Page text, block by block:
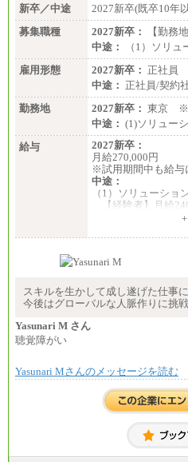
新卒／中途
2027新卒(既卒10年
募集職種
2027新卒：
【勤務
中途：
（1）ソリ
雇用形態
2027新卒： 正社員
中途： 正社員/契約
勤務地
2027新卒： 東京 ※
中途： (1)ソリュー
給与
2027新卒：
月給270,000円
※試用期間中も給与
中途：
（1）ソリューショ
【経験者】月給
※地域や業務内
※地域や業務内
（2）一般事務
※地域や業務内容
（3）庶務/軽作業
スキルを生かして成し遂げた仕事に
今後はグローバルな人脈作りに挑戦
Yasunari M さん
聴覚障がい
Yasunari Mさんのメッセージを読む